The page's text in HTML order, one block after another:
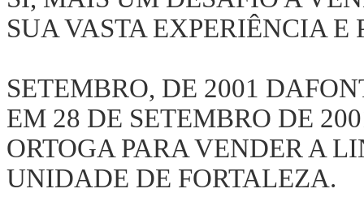
SUA VASTA EXPERIÊNCIA E
SETEMBRO, DE 2001
EM 28 DE SETEMBRO DE
ORTOGA PARA VENDER A
UNIDADE DE FORTALEZA.